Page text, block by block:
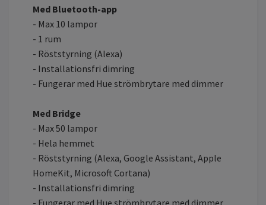
Med Bluetooth-app
- Max 10 lampor
- 1 rum
- Röststyrning (Alexa)
- Installationsfri dimring
- Fungerar med Hue strömbrytare med dimmer
Med Bridge
- Max 50 lampor
- Hela hemmet
- Röststyrning (Alexa, Google Assistant, Apple
HomeKit, Microsoft Cortana)
- Installationsfri dimring